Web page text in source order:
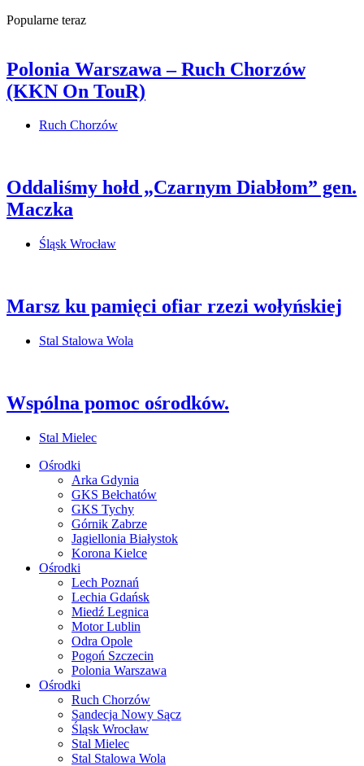
Popularne teraz
Polonia Warszawa – Ruch Chorzów
(KKN On TouR)
Ruch Chorzów
Oddaliśmy hołd „Czarnym Diabłom” gen.
Maczka
Śląsk Wrocław
Marsz ku pamięci ofiar rzezi wołyńskiej
Stal Stalowa Wola
Wspólna pomoc ośrodków.
Stal Mielec
Ośrodki
Arka Gdynia
GKS Bełchatów
GKS Tychy
Górnik Zabrze
Jagiellonia Białystok
Korona Kielce
Ośrodki
Lech Poznań
Lechia Gdańsk
Miedź Legnica
Motor Lublin
Odra Opole
Pogoń Szczecin
Polonia Warszawa
Ośrodki
Ruch Chorzów
Sandecja Nowy Sącz
Śląsk Wrocław
Stal Mielec
Stal Stalowa Wola